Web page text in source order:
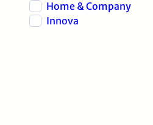
Home & Company
Innova